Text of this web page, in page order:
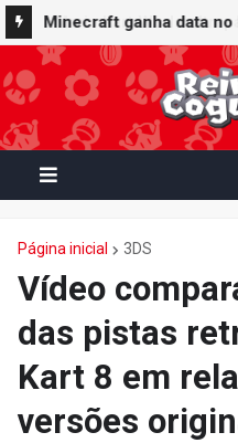
Minecraft ganha data
Super Mario Mash-Up
gráfica exclusiva
Página inicial 3DS
Vídeo
das pistas
Kart 8 em
versões